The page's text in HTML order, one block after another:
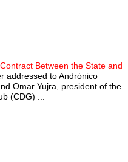
Between the State and
addressed to Andrónico
Omar Yujra, president of the
(CDG) ...